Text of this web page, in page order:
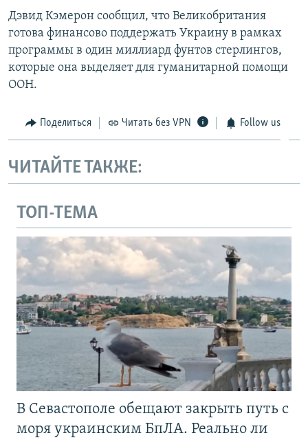
Дэвид Кэмерон сообщил, что Великобритания
готова финансово поддержать Украину в рамках
программы в один миллиард фунтов стерлингов,
которые она выделяет для гуманитарной помощи
ООН.
Поделиться Читать без VPN Follow us
ЧИТАЙТЕ ТАКЖЕ:
ТОП-ТЕМА
В Севастополе обещают закрыть путь с
моря украинским БпЛА. Реально ли